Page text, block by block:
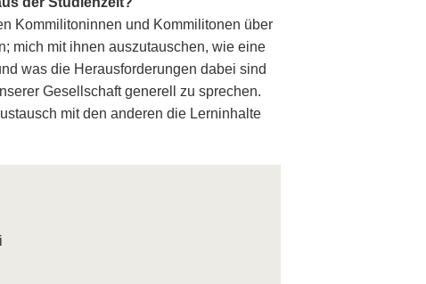
Kommilitoninnen und Kommilitonen über
mich mit ihnen auszutauschen, wie eine
was die Herausforderungen dabei sind
Gesellschaft generell zu sprechen.
mit den anderen die Lerninhalte